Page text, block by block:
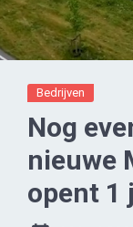
Bedrijven
Nog
nieuwe
opent 1